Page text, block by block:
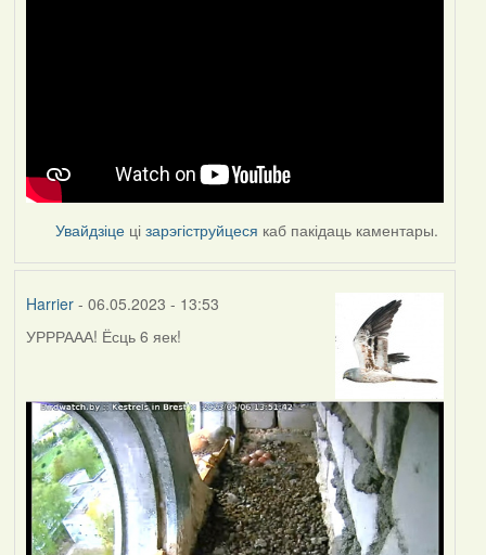
Увайдзіце цізарэгіструйцеся каб пакідаць каментары.
Harrier- 06.05.2023 - 13:53
УРРРААА! Ёсць 6 яек!